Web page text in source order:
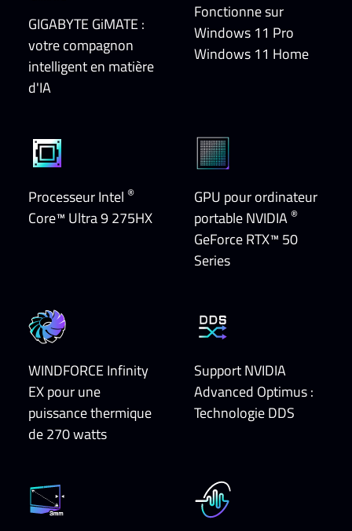
GIGABYTE GiMATE :
votre compagnon
intelligent en matière
d'IA
Fonctionne sur
Windows 11 Pro
Windows 11 Home
Processeur Intel ®
Core™ Ultra 9 275HX
GPU pour ordinateur
portable NVIDIA®
GeForce RTX™ 50
Series
WINDFORCE Infinity
EX pour une
puissance thermique
de 270 watts
Support NVIDIA
Advanced Optimus :
Technologie DDS